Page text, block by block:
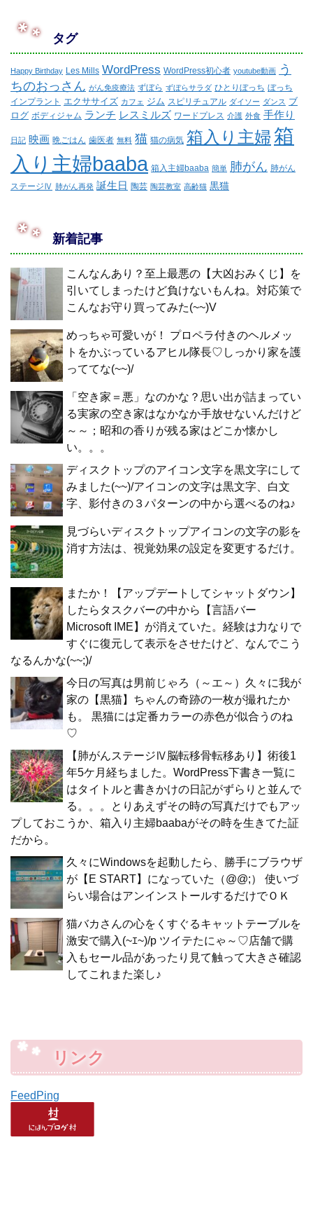
タグ
Happy Birthday Les Mills WordPress WordPress初心者 youtube動画 う
ちのおっさん がん免疫療法 ずぼら ずぼらサラダ ひとりぼっち ぼっち
インプラント エクササイズ カフェ ジム スピリチュアル ダイソー ダンス ブ
ログ ボディジャム ランチ レスミルズ ワードプレス 介護 外食 手作り
日記 映画 晩ごはん 歯医者 無料 猫 猫の病気 箱入り主婦箱
入り主婦baaba 箱入主婦baaba 簡単 肺がん 肺がん
ステージⅣ 肺がん再発 誕生日 陶芸 陶芸教室 高齢猫 黒猫
新着記事
こんなんあり？至上最悪の【大凶おみくじ】を
引いてしまったけど負けないもんね。対応策で
こんなお守り買ってみた(~~)V
めっちゃ可愛いが！ プロペラ付きのヘルメッ
トをかぶっているアヒル隊長♡しっかり家を護
っててな(~~)/
「空き家＝悪」なのかな？思い出が詰まってい
る実家の空き家はなかなか手放せないんだけど
～～；昭和の香りが残る家はどこか懐かし
い。。。
ディスクトップのアイコン文字を黒文字にして
みました(~~)/アイコンの文字は黒文字、白文
字、影付きの３パターンの中から選べるのね♪
見づらいディスクトップアイコンの文字の影を
消す方法は、視覚効果の設定を変更するだけ。
またか！【アップデートしてシャットダウン】
したらタスクバーの中から【言語バー
Microsoft IME】が消えていた。経験は力なりで
すぐに復元して表示をさせたけど、なんでこう
なるんかな(~~;)/
今日の写真は男前じゃろ（～エ～）久々に我が
家の【黒猫】ちゃんの奇跡の一枚が撮れたか
も。 黒猫には定番カラーの赤色が似合うのね
♡
【肺がんステージⅣ脳転移骨転移あり】術後1
年5ケ月経ちました。WordPress下書き一覧に
はタイトルと書きかけの日記がずらりと並んで
る。。。とりあえずその時の写真だけでもアッ
プしておこうか、箱入り主婦baabaがその時を生きてた証
だから。
久々にWindowsを起動したら、勝手にブラウザ
が【E START】になっていた（@@;） 使いづ
らい場合はアンインストールするだけでＯＫ
猫バカさんの心をくすぐるキャットテーブルを
激安で購入(~ｴ~)/p ツイテたにゃ～♡店舗で購
入もセール品があったり見て触って大きさ確認
してこれまた楽し♪
リンク
FeedPing